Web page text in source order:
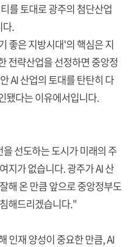
를 토대로 광주의 첨단산업
.
좋은 지방시대'의 핵심은 지
전략산업을 선정하면 중앙정
AI 산업의 토대를 탄탄히 다
됐다는 이유에서입니다.
선도하는 도시가 미래의 주
지가 없습니다. 광주가 AI 산
해 온 만큼 앞으로 중앙정부도
해드리겠습니다."
인재 양성이 중요한 만큼, AI